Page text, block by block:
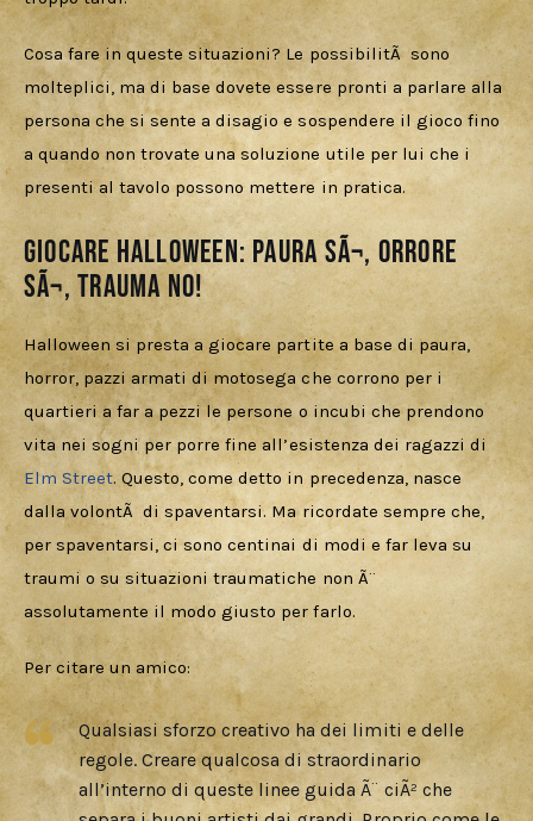
Cosa fare in queste situazioni? Le possibilitÃ  sono
molteplici, ma di base dovete essere pronti a parlare alla
persona che si sente a disagio e sospendere il gioco fino
a quando non trovate una soluzione utile per lui che i
presenti al tavolo possono mettere in pratica.
Giocare Halloween: paura sÃ¬, orrore
sÃ¬, trauma NO!
Halloween si presta a giocare partite a base di paura,
horror, pazzi armati di motosega che corrono per i
quartieri a far a pezzi le persone o incubi che prendono
vita nei sogni per porre fine all’esistenza dei ragazzi di
Elm Street. Questo, come detto in precedenza, nasce
dalla volontÃ  di spaventarsi. Ma ricordate sempre che,
per spaventarsi, ci sono centinai di modi e far leva su
traumi o su situazioni traumatiche non Ã¨
assolutamente il modo giusto per farlo.
Per citare un amico:
Qualsiasi sforzo creativo ha dei limiti e delle
regole. Creare qualcosa di straordinario
all’interno di queste linee guida Ã¨ ciÃ² che